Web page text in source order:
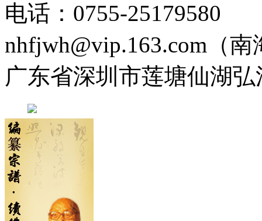
电话：0755-25179580
nhfjwh@vip.163.com（南
广东省深圳市莲塘仙湖弘